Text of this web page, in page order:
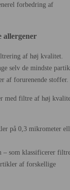
forbedring af
allergener
af høj kvalitet.
selv de mindste
af forurenende stoffer.
med filtre af høj
på 0,3 mikrometer
– som klassificerer
af forskellige